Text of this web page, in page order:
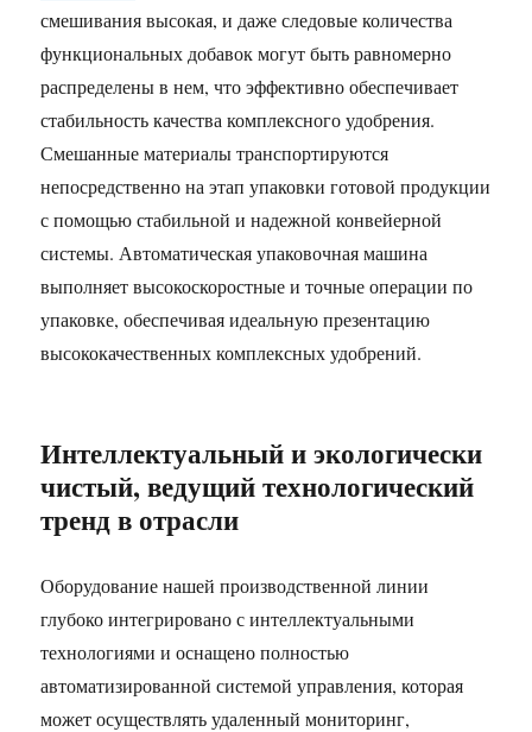
смешивания высокая, и даже следовые количества
функциональных добавок могут быть равномерно
распределены в нем, что эффективно обеспечивает
стабильность качества комплексного удобрения.
Смешанные материалы транспортируются
непосредственно на этап упаковки готовой продукции
с помощью стабильной и надежной конвейерной
системы. Автоматическая упаковочная машина
выполняет высокоскоростные и точные операции по
упаковке, обеспечивая идеальную презентацию
высококачественных комплексных удобрений.
Интеллектуальный и экологически
чистый, ведущий технологический
тренд в отрасли
Оборудование нашей производственной линии
глубоко интегрировано с интеллектуальными
технологиями и оснащено полностью
автоматизированной системой управления, которая
может осуществлять удаленный мониторинг,